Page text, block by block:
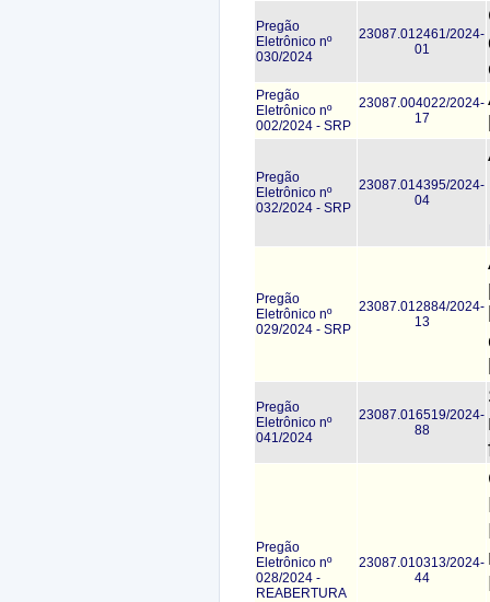
Pregão
Eletrônico nº
030/2024
23087.012461/2024-
01
Pregão
Eletrônico nº
002/2024 - SRP
23087.004022/2024-
17
Pregão
Eletrônico nº
032/2024 - SRP
23087.014395/2024-
04
Pregão
Eletrônico nº
029/2024 - SRP
23087.012884/2024-
13
Pregão
Eletrônico nº
041/2024
23087.016519/2024-
88
Pregão
Eletrônico nº
028/2024 -
REABERTURA
23087.010313/2024-
44